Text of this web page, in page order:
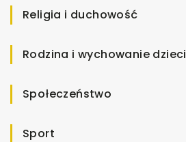
Religia i duchowość
Rodzina i wychowanie dzieci
Społeczeństwo
Sport